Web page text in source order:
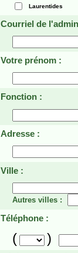
Laurentides
Courriel de
Votre prénom :
Fonction :
Adresse :
Ville :
Autres villes :
Téléphone :
( )